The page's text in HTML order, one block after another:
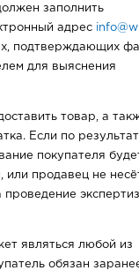
заполнить
адрес
подтверждающих
для выяснения
товар, а
Если по
покупателя
или продавец не
проведение
являться любой из
обязан